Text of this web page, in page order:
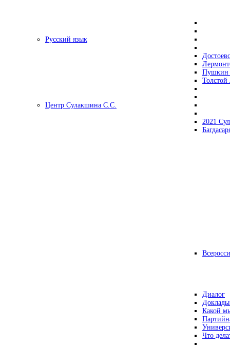
Русский язык
Центр Сулакшина С.С.
2021
Диалог
Какой
Что